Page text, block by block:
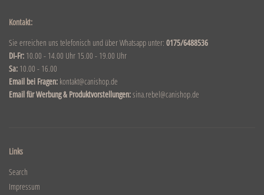
Kontakt:
Sie erreichen uns telefonisch und über Whatsapp unter: 0175/6488536
DI-Fr: 10.00 - 14.00 Uhr 15.00 - 19.00 Uhr
Sa: 10.00 - 16.00
Email bei Fragen: kontakt@canishop.de
Email für Werbung & Produktvorstellungen:sina.rebel@canishop.de
Links
Search
Impressum